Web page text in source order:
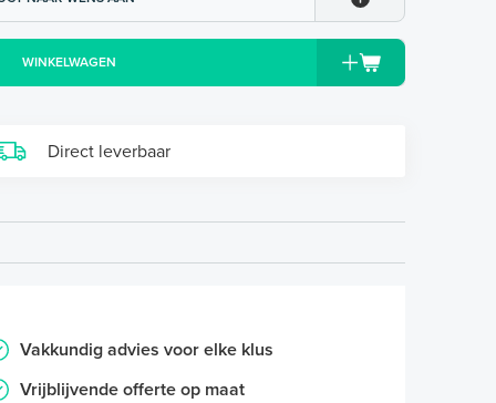
WINKELWAGEN
Direct leverbaar
Vakkundig advies voor elke klus
Vrijblijvende offerte op maat